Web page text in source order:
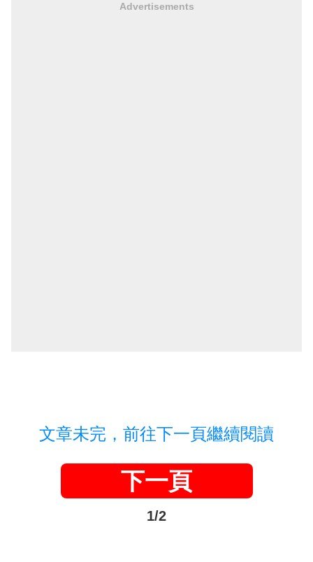
Advertisements
文章未完，前往下一頁繼續閱讀
下一頁
1/2